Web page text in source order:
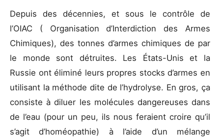
Depuis des décennies, et sous le contrôle de
l’OIAC ( Organisation d’Interdiction des Armes
Chimiques), des tonnes d’armes chimiques de par
le monde sont détruites. Les États-Unis et la
Russie ont éliminé leurs propres stocks d’armes en
utilisant la méthode dite de l’hydrolyse. En gros, ça
consiste à diluer les molécules dangereuses dans
de l’eau (pour un peu, ils nous feraient croire qu’il
s’agit d’homéopathie) à l’aide d’un mélange